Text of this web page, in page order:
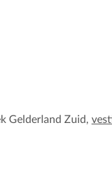
Gelderland Zuid,